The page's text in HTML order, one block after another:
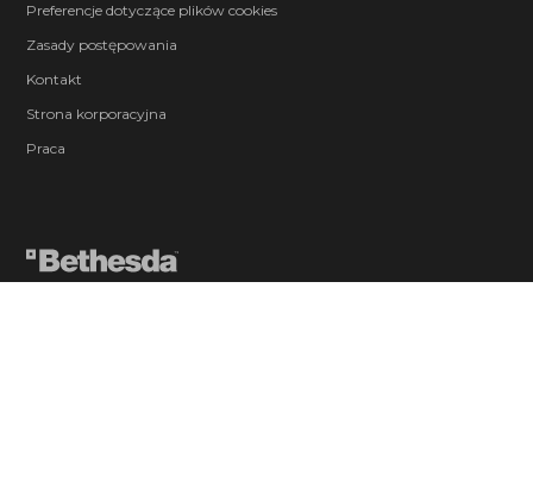
Preferencje dotyczące plików cookies
Zasady postępowania
Kontakt
Strona korporacyjna
Praca